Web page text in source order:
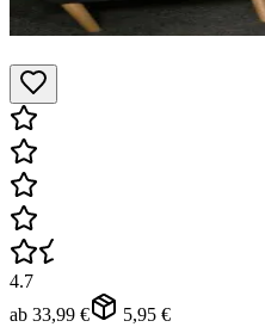
4.7
ab 33,99 € 5,95 €